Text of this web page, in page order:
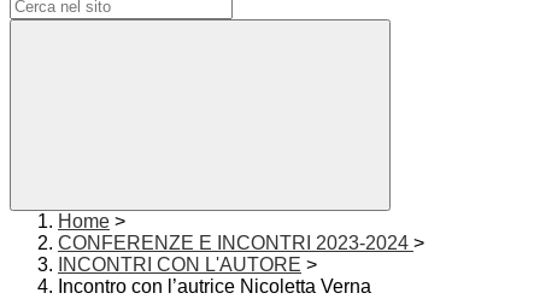
Home >
CONFERENZE E INCONTRI 2023-2024 >
INCONTRI CON L'AUTORE >
Incontro con l’autrice Nicoletta Verna